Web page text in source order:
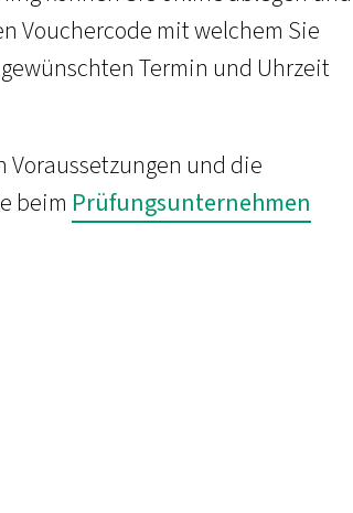
Vouchercode mit welchem Sie
Termin und Uhrzeit
und die
beim Prüfungsunternehmen